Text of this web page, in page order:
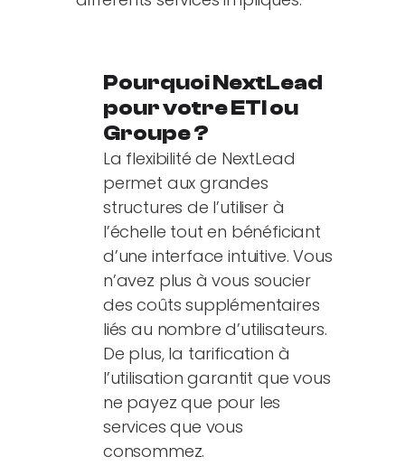
Pourquoi NextLead
pour votre ETI ou
Groupe ?
La flexibilité de NextLead
permet aux grandes
structures de l’utiliser à
l’échelle tout en bénéficiant
d’une interface intuitive. Vous
n’avez plus à vous soucier
des coûts supplémentaires
liés au nombre d’utilisateurs.
De plus, la tarification à
l’utilisation garantit que vous
ne payez que pour les
services que vous
consommez.